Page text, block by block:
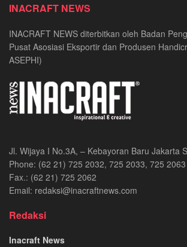
INACRAFT NEWS
INACRAFT NEWS diterbitkan oleh Badan
Pusat Asosiasi Eksportir dan Produsen
ASEPHI)
Jl. Wijaya I No.3A, – Kebayoran Baru Jakarta
Phone: (62 21) 725 2032, 725 2033, 725 2063
Fax.: (62 21) 725 2062
Email: redaksi@inacraftnews.com
Redaksi
Inacraft News